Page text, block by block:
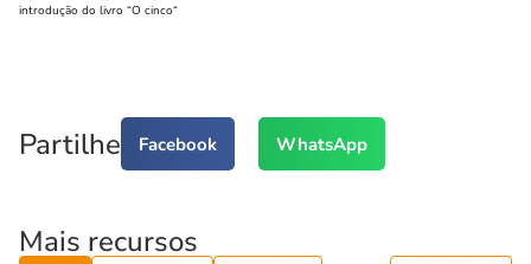
introdução do livro “O cinco“
Partilhe Facebook WhatsApp
Mais recursos